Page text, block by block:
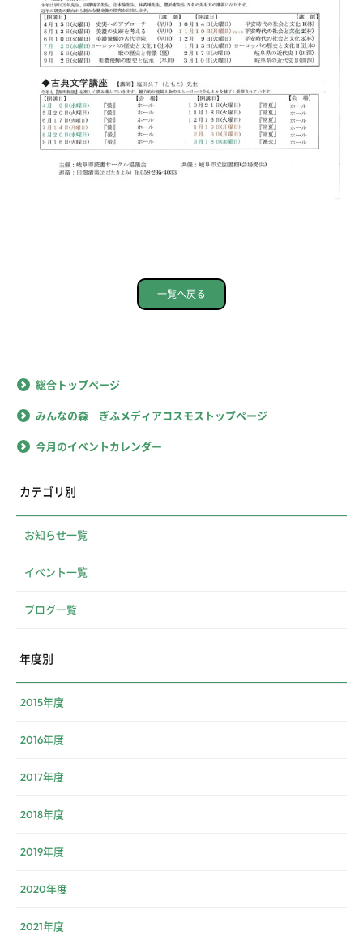
一覧へ戻る
総合トップページ
みんなの森 ぎふメディアコスモストップページ
今月のイベントカレンダー
カテゴリ別
お知らせ一覧
イベント一覧
ブログ一覧
年度別
2015年度
2016年度
2017年度
2018年度
2019年度
2020年度
2021年度